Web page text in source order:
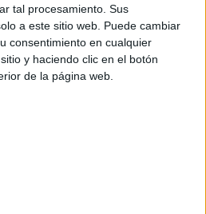
tal procesamiento. Sus
a este sitio web. Puede cambiar
consentimiento en cualquier
y haciendo clic en el botón
de la página web.
Asturias
Badajoz